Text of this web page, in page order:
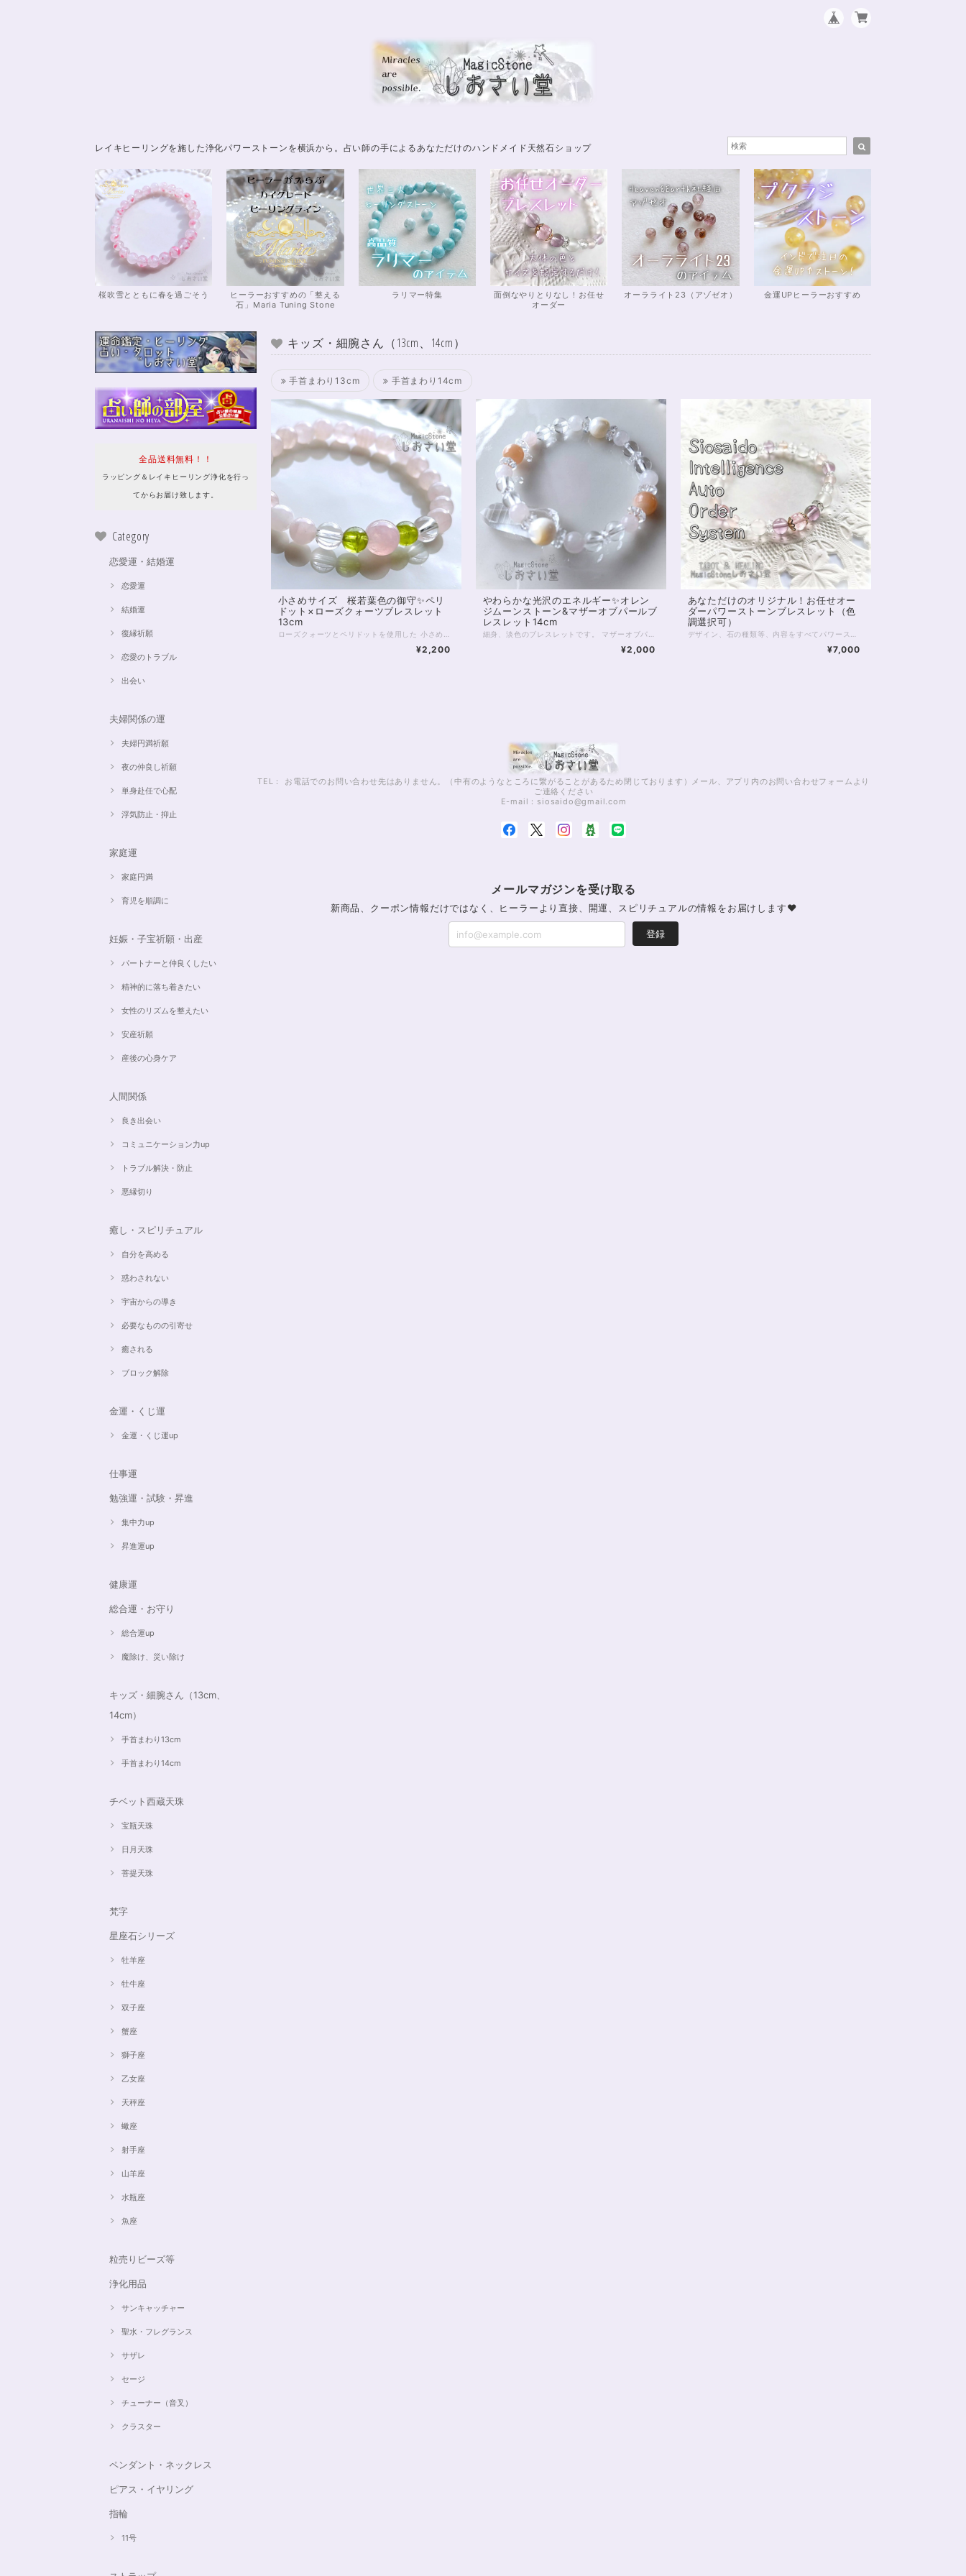
レイキヒーリングを施した浄化パワーストーンを横浜から。占い師の手によるあなただけのハンドメイド天然石ショップ
桜吹雪とともに春を過ごそう
ヒーラーおすすめの「整える
石」Maria Tuning Stone
ラリマー特集
面倒なやりとりなし！お任せ
オーダー
オーラライト23（アゾゼオ） 金運UPヒーラーおすすめ
全品送料無料！！
ラッピング＆レイキヒーリング浄化を行っ
てからお届け致します。
Category
恋愛運・結婚運
恋愛運
結婚運
復縁祈願
恋愛のトラブル
出会い
夫婦関係の運
夫婦円満祈願
夜の仲良し祈願
単身赴任で心配
浮気防止・抑止
家庭運
家庭円満
育児を順調に
妊娠・子宝祈願・出産
パートナーと仲良くしたい
精神的に落ち着きたい
女性のリズムを整えたい
安産祈願
産後の心身ケア
人間関係
良き出会い
コミュニケーション力up
トラブル解決・防止
悪縁切り
癒し・スピリチュアル
自分を高める
惑わされない
宇宙からの導き
必要なものの引寄せ
癒される
ブロック解除
金運・くじ運
金運・くじ運up
仕事運
勉強運・試験・昇進
集中力up
昇進運up
健康運
総合運・お守り
総合運up
魔除け、災い除け
キッズ・細腕さん（13cm、
14cm）
手首まわり13cm
手首まわり14cm
チベット西蔵天珠
宝瓶天珠
日月天珠
菩提天珠
梵字
星座石シリーズ
牡羊座
牡牛座
双子座
蟹座
獅子座
乙女座
天秤座
蠍座
射手座
山羊座
水瓶座
魚座
粒売りビーズ等
浄化用品
サンキャッチャー
聖水・フレグランス
サザレ
セージ
チューナー（音叉）
クラスター
ペンダント・ネックレス
ピアス・イヤリング
指輪
11号
キッズ・細腕さん（13cm、14cm）
手首まわり13cm 手首まわり14cm
小さめサイズ 桜若葉色の御守✨ペリ
ドット×ローズクォーツブレスレット
13cm
¥2,200
やわらかな光沢のエネルギー✨オレン
ジムーンストーン&マザーオブパールブ
レスレット14cm
¥2,000
あなただけのオリジナル！お任せオー
ダーパワーストーンブレスレット（色
調選択可）
¥7,000
TEL： お電話でのお問い合わせ先はありません。（中有のようなところに繋がることがあるため閉じております）メール、アプリ内のお問い合わせフォームより
ご連絡ください
E-mail： siosaido@gmail.com
メールマガジンを受け取る
新商品、クーポン情報だけではなく、ヒーラーより直接、開運、スピリチュアルの情報をお届けします♥
登録